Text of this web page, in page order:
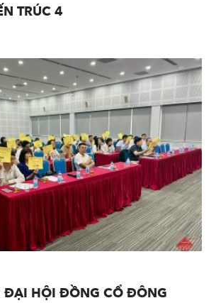
TRÚC 4
ĐẠI HỘI ĐỒNG CỔ ĐÔNG